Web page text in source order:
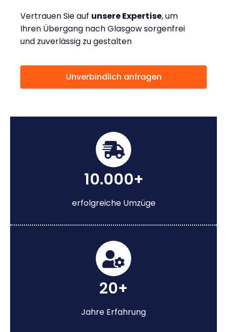
Vertrauen Sie auf unsere Expertise, um
Ihren Übergang nach Glasgow sorgenfrei
und zuverlässig zu gestalten
Unverbindlich anfragen
10.000+
erfolgreiche Umzüge
20+
Jahre Erfahrung